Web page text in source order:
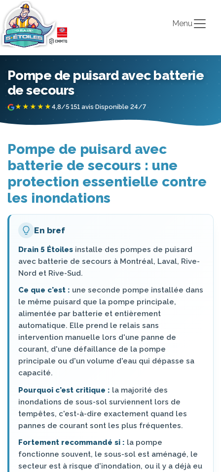
Menu
Pompe de puisard avec batterie
de secours
★★★★★ 4,8/5·151 avis·Disponible 24/7
Pompe de puisard avec
batterie de secours : une
protection essentielle contre
les inondations
En bref
Drain 5 Étoiles installe des pompes de puisard
avec batterie de secours à Montréal, Laval, Rive-
Nord et Rive-Sud.
Ce que c'est : une seconde pompe installée dans
le même puisard que la pompe principale,
alimentée par batterie et entièrement
automatique. Elle prend le relais sans
intervention manuelle lors d'une panne de
courant, d'une défaillance de la pompe
principale ou d'un volume d'eau qui dépasse sa
capacité.
Pourquoi c'est critique : la majorité des
inondations de sous-sol surviennent lors de
tempêtes, c'est-à-dire exactement quand les
pannes de courant sont les plus fréquentes.
Fortement recommandé si : la pompe
fonctionne souvent, le sous-sol est aménagé, le
secteur est à risque d'inondation, ou il y a déjà eu